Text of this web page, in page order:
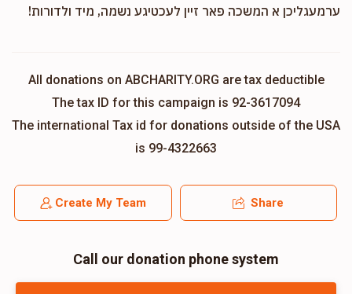
ערמעגליכן א המשכה פאר זיין לעכטיגע נשמה, מיד ולדורות!
All donations on ABCHARITY.ORG are tax deductible
The tax ID for this campaign is 92-3617094
The international Tax id for donations outside of the USA
is 99-4322663
Create My Team Share
Call our donation phone system